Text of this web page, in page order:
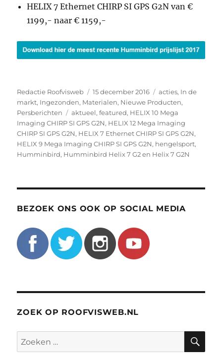
HELIX 7 Ethernet CHIRP SI GPS G2N van €
1199,- naar € 1159,-
Auteur
Redactie Roofvisweb
Geplaatst
op
15 december 2016 Categorieën
acties, In de
markt, Ingezonden, Materialen, Nieuwe Producten,
Persberichten
Tags
aktueel,featured, HELIX 10 Mega
Imaging CHIRP SI GPS G2N, HELIX 12 Mega Imaging
CHIRP SI GPS G2N, HELIX 7 Ethernet CHIRP SI GPS G2N,
HELIX 9 Mega Imaging CHIRP SI GPS G2N, hengelsport,
Humminbird, Humminbird Helix 7 G2 en Helix 7 G2N
BEZOEK ONS OOK OP SOCIAL MEDIA
ZOEK OP ROOFVISWEB.NL
Zoeken
naar: